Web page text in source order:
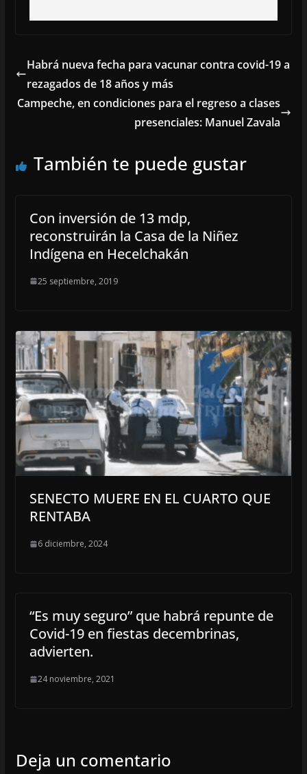
Habrá nueva fecha para vacunar contra covid-19 a
rezagados de 18 años y más
Campeche, en condiciones para el regreso a clases
presenciales: Manuel Zavala
También te puede gustar
Con inversión de 13 mdp,
reconstruirán la Casa de la Niñez
Indígena en Hecelchakán
25 septiembre, 2019
SENECTO MUERE EN EL CUARTO QUE
RENTABA
6 diciembre, 2024
“Es muy seguro” que habrá repunte de
Covid-19 en fiestas decembrinas,
advierten.
24 noviembre, 2021
Deja un comentario